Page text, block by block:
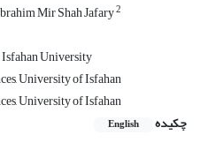
Mir Shah Jafary2
University
University of Isfahan
University of Isfahan
چکیده
English